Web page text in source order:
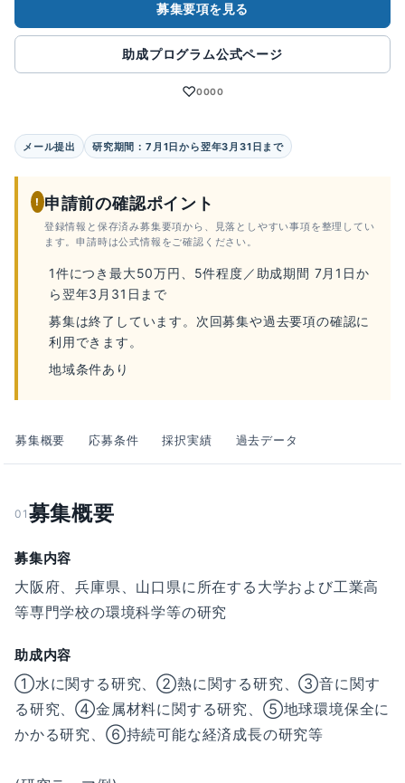
募集要項を見る
助成プログラム公式ページ
♡0000
メール提出 研究期間：7⽉1⽇から翌年3⽉31⽇まで
! 申請前の確認ポイント
登録情報と保存済み募集要項から、見落としやすい事項を整理してい
ます。申請時は公式情報をご確認ください。
1件につき最大50万円、5件程度／助成期間 7⽉1⽇か
ら翌年3⽉31⽇まで
募集は終了しています。次回募集や過去要項の確認に
利用できます。
地域条件あり
募集概要 応募条件 採択実績 過去データ
01 募集概要
募集内容
大阪府、兵庫県、山口県に所在する大学および工業高
等専門学校の環境科学等の研究
助成内容
①水に関する研究、②熱に関する研究、③音に関す
る研究、④金属材料に関する研究、⑤地球環境保全に
かかる研究、⑥持続可能な経済成長の研究等